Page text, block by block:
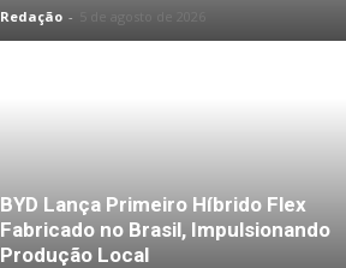
Redação -
BYD Lança Primeiro Híbrido Flex
Fabricado no Brasil, Impulsionando
Produção Local